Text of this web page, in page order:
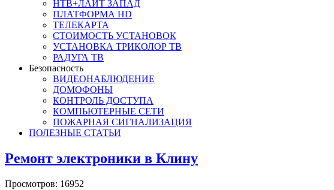
НТВ+ЛАЙТ ЗАПАД
ПЛАТФОРМА HD
ТЕЛЕКАРТА
СТОИМОСТЬ УСТАНОВОК
УСТАНОВКА ТРИКОЛОР ТВ
РАДУГА ТВ
Безопасность
ВИДЕОНАБЛЮДЕНИЕ
ДОМОФОНЫ
КОНТРОЛЬ ДОСТУПА
КОМПЬЮТЕРНЫЕ СЕТИ
ПОЖАРНАЯ СИГНАЛИЗАЦИЯ
ПОЛЕЗНЫЕ СТАТЬИ
Ремонт электроники в Клину
Просмотров: 16952